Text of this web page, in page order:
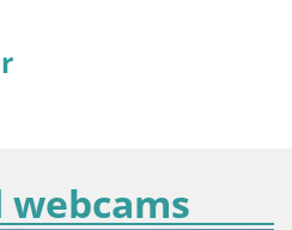
webcams